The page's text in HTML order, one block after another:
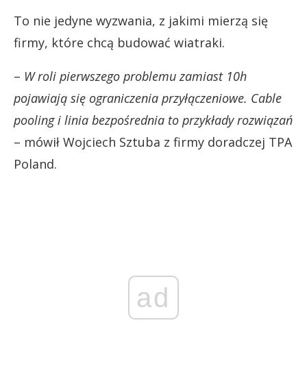
To nie jedyne wyzwania, z jakimi mierzą się
firmy, które chcą budować wiatraki.
– W roli pierwszego problemu zamiast 10h
pojawiają się ograniczenia przyłączeniowe. Cable
pooling i linia bezpośrednia to przykłady rozwiązań
– mówił Wojciech Sztuba z firmy doradczej TPA
Poland.
ad